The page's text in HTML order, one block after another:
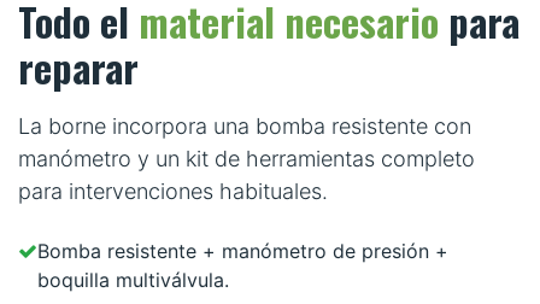
Todo el material necesario para
reparar
La borne incorpora una bomba resistente con
manómetro y un kit de herramientas completo
para intervenciones habituales.
Bomba resistente + manómetro de presión +
boquilla multiválvula.